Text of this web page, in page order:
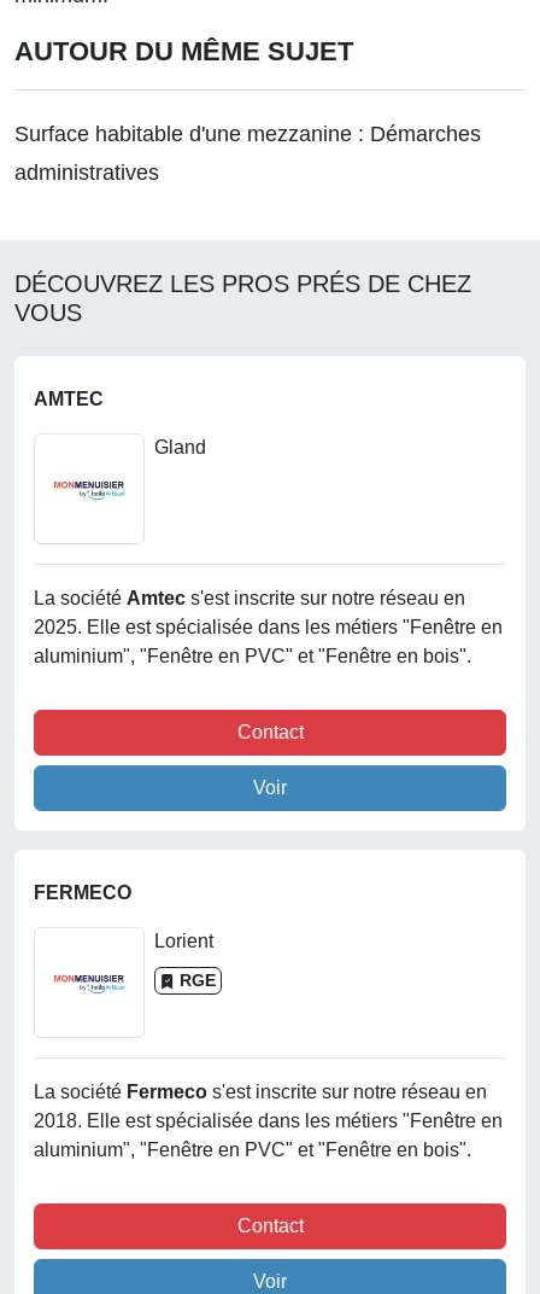
AUTOUR DU MÊME SUJET
Surface habitable d'une mezzanine : Démarches
administratives
DÉCOUVREZ LES PROS PRÉS DE CHEZ
VOUS
AMTEC
Gland
La société Amtec s'est inscrite sur notre réseau en
2025. Elle est spécialisée dans les métiers "Fenêtre en
aluminium", "Fenêtre en PVC" et "Fenêtre en bois".
Contact
Voir
FERMECO
Lorient
RGE
La société Fermeco s'est inscrite sur notre réseau en
2018. Elle est spécialisée dans les métiers "Fenêtre en
aluminium", "Fenêtre en PVC" et "Fenêtre en bois".
Contact
Voir